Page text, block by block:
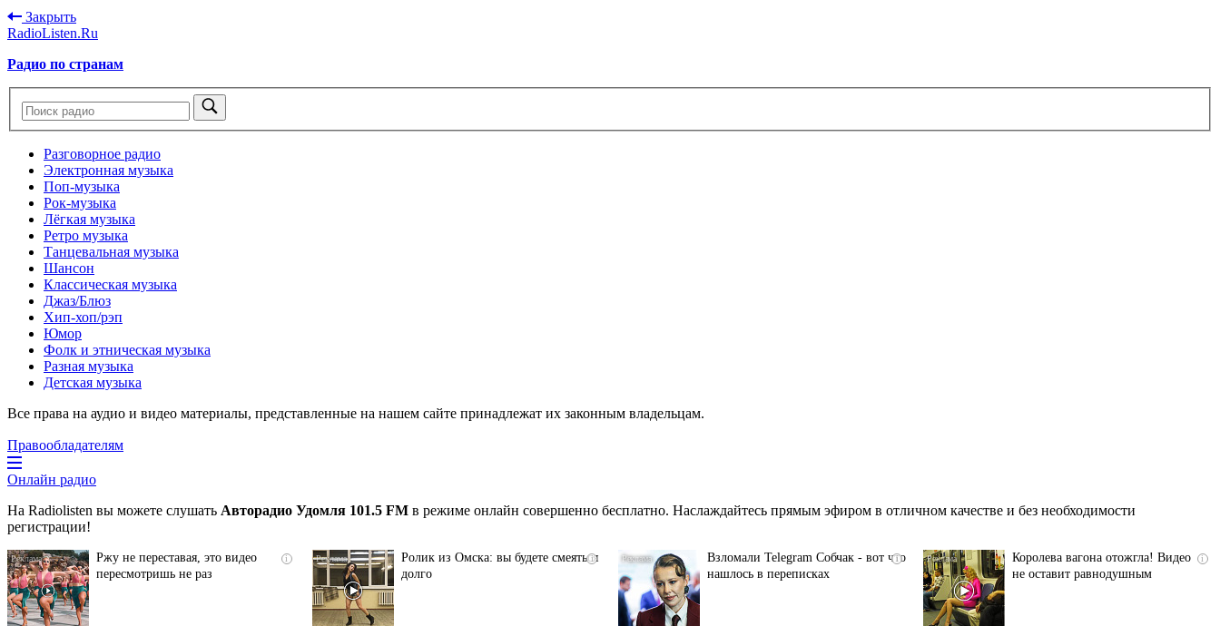
Закрыть
RadioListen.Ru
Радио по странам
Разговорное радио
Электронная музыка
Поп-музыка
Рок-музыка
Лёгкая музыка
Ретро музыка
Танцевальная музыка
Шансон
Классическая музыка
Джаз/Блюз
Хип-хоп/рэп
Юмор
Фолк и этническая музыка
Разная музыка
Детская музыка
Все права на аудио и видео материалы, представленные на нашем сайте принадлежат их законным владельцам.
Правообладателям
Онлайн радио
На Radiolisten вы можете слушать Авторадио Удомля 101.5 FM в режиме онлайн совершенно бесплатно. Наслаждайтесь прямым эфиром в отличном качестве и без необходимости
регистрации!
i
Ржу не переставая, это видео
пересмотришь не раз
i
Ролик из Омска: вы будете смеяться
долго
i
Взломали Telegram Собчак - вот что
нашлось в переписках
i
Королева вагона отожгла! Видео
не оставит равнодушным